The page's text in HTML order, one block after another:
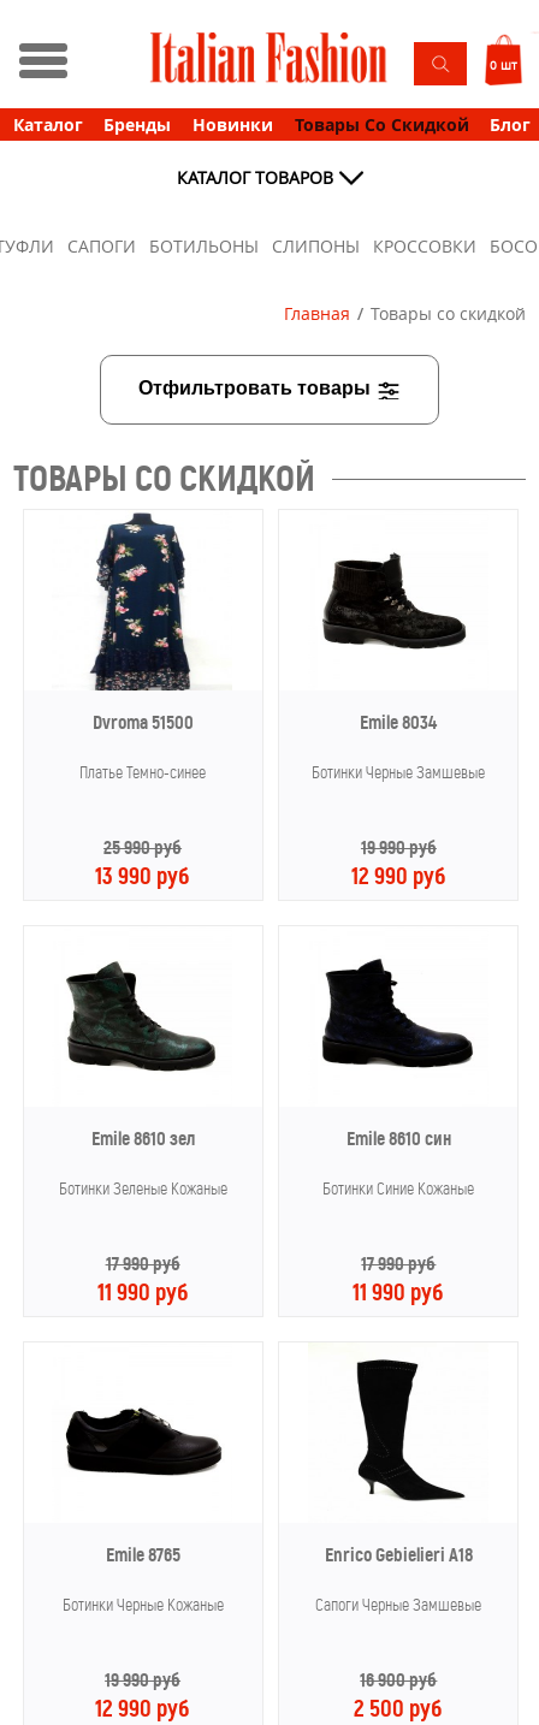
Каталог Бренды Новинки Товары Со Скидкой Блог
0 шт
КАТАЛОГ ТОВАРОВ
САПОГИ БОТИЛЬОНЫ СЛИПОНЫ КРОССОВКИ
Главная Товары со скидкой
Отфильтровать товары
ТОВАРЫ СО СКИДКОЙ
Dvroma 51500
Платье Темно-синее
25 990 руб
13 990 руб
Emile 8034
Ботинки Черные Замшевые
19 990 руб
12 990 руб
Emile 8610 зел
Ботинки Зеленые Кожаные
17 990 руб
11 990 руб
Emile 8610 син
Ботинки Синие Кожаные
17 990 руб
11 990 руб
Emile 8765
Ботинки Черные Кожаные
19 990 руб
12 990 руб
Enrico Gebielieri А18
Сапоги Черные Замшевые
16 900 руб
2 500 руб